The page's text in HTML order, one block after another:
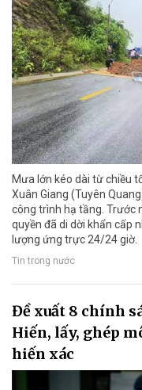
Mưa lớn kéo dài từ chiều
Xuân Giang (Tuyên
công trình hạ tầng. Trước
quyền đã di dời khẩn cấp
lượng ứng trực 24/24 giờ.
Tin trong nước
Đề xuất 8 chính
Hiến, lấy, ghép
hiến xác